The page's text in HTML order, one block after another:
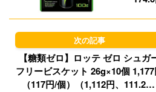
【糖類ゼロ】ロッテ ゼロ シュガ
フリービスケット 26g×10個
（117円/個）（1,112円、111.2円/